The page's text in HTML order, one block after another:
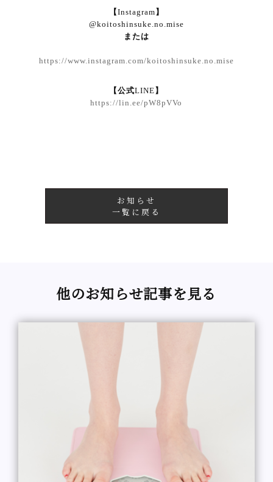
【Instagram 】
@koitoshinsuke.no.mise
または
https://www.instagram.com/koitoshinsuke.no.mise
【公式LINE 】
https://lin.ee/pW8pVVo
お知らせ
一覧に戻る
他のお知らせ記事を見る